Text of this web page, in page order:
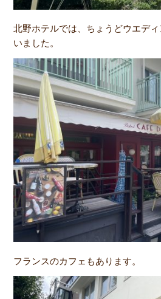
北野ホテルでは、ちょうどウエデ
いました。
フランスのカフェもあります。